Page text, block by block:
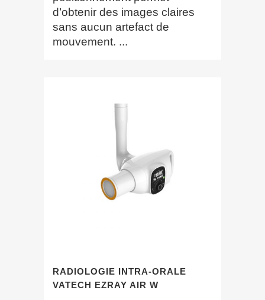
d’obtenir des images claires
sans aucun artefact de
mouvement. ...
RADIOLOGIE INTRA-ORALE
VATECH EZRAY AIR W